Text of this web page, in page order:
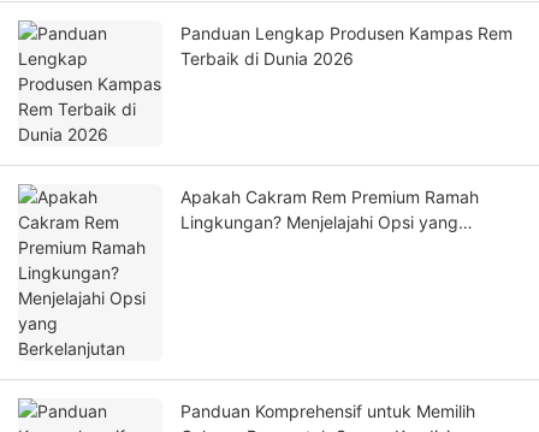
Panduan Lengkap Produsen Kampas Rem
Terbaik di Dunia 2026
Apakah Cakram Rem Premium Ramah
Lingkungan? Menjelajahi Opsi yang
Panduan Komprehensif untuk Memilih